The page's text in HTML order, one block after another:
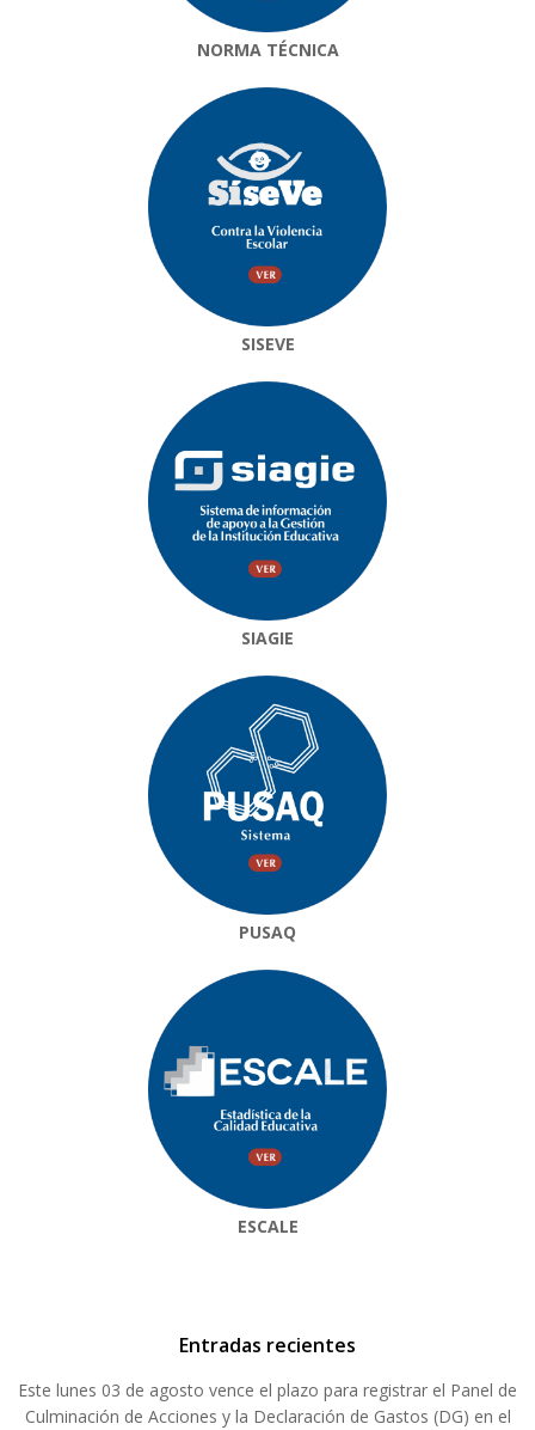
NORMA TÉCNICA
SISEVE
SIAGIE
PUSAQ
ESCALE
Entradas recientes
Este lunes 03 de agosto vence el plazo para registrar el Panel de
Culminación de Acciones y la Declaración de Gastos (DG) en el